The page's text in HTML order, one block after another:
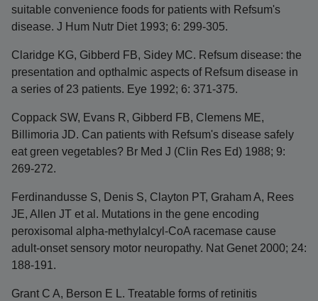
suitable convenience foods for patients with Refsum's
disease. J Hum Nutr Diet 1993; 6: 299-305.
Claridge KG, Gibberd FB, Sidey MC. Refsum disease: the
presentation and opthalmic aspects of Refsum disease in
a series of 23 patients. Eye 1992; 6: 371-375.
Coppack SW, Evans R, Gibberd FB, Clemens ME,
Billimoria JD. Can patients with Refsum's disease safely
eat green vegetables? Br Med J (Clin Res Ed) 1988; 9:
269-272.
Ferdinandusse S, Denis S, Clayton PT, Graham A, Rees
JE, Allen JT et al. Mutations in the gene encoding
peroxisomal alpha-methylalcyl-CoA racemase cause
adult-onset sensory motor neuropathy. Nat Genet 2000; 24:
188-191.
Grant C A, Berson E L. Treatable forms of retinitis